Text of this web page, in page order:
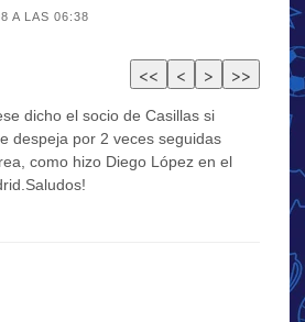
A LAS 06:38
dicho el socio de Casillas si
despeja por 2 veces seguidas
como hizo Diego López en el